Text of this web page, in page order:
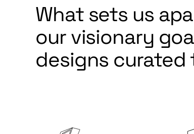
What sets us
our visionary
designs